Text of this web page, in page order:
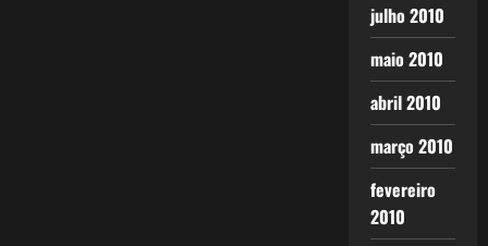
julho 2010
maio 2010
abril 2010
março 2010
fevereiro
2010